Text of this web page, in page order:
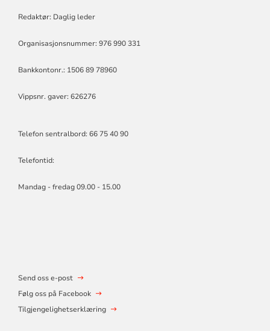
Redaktør: Daglig leder
Organisasjonsnummer: 976 990 331
Bankkontonr.: 1506 89 78960
Vippsnr. gaver: 626276
Telefon sentralbord: 66 75 40 90
Telefontid:
Mandag - fredag 09.00 - 15.00
Send oss e-post
Følg oss på Facebook
Tilgjengelighetserklæring